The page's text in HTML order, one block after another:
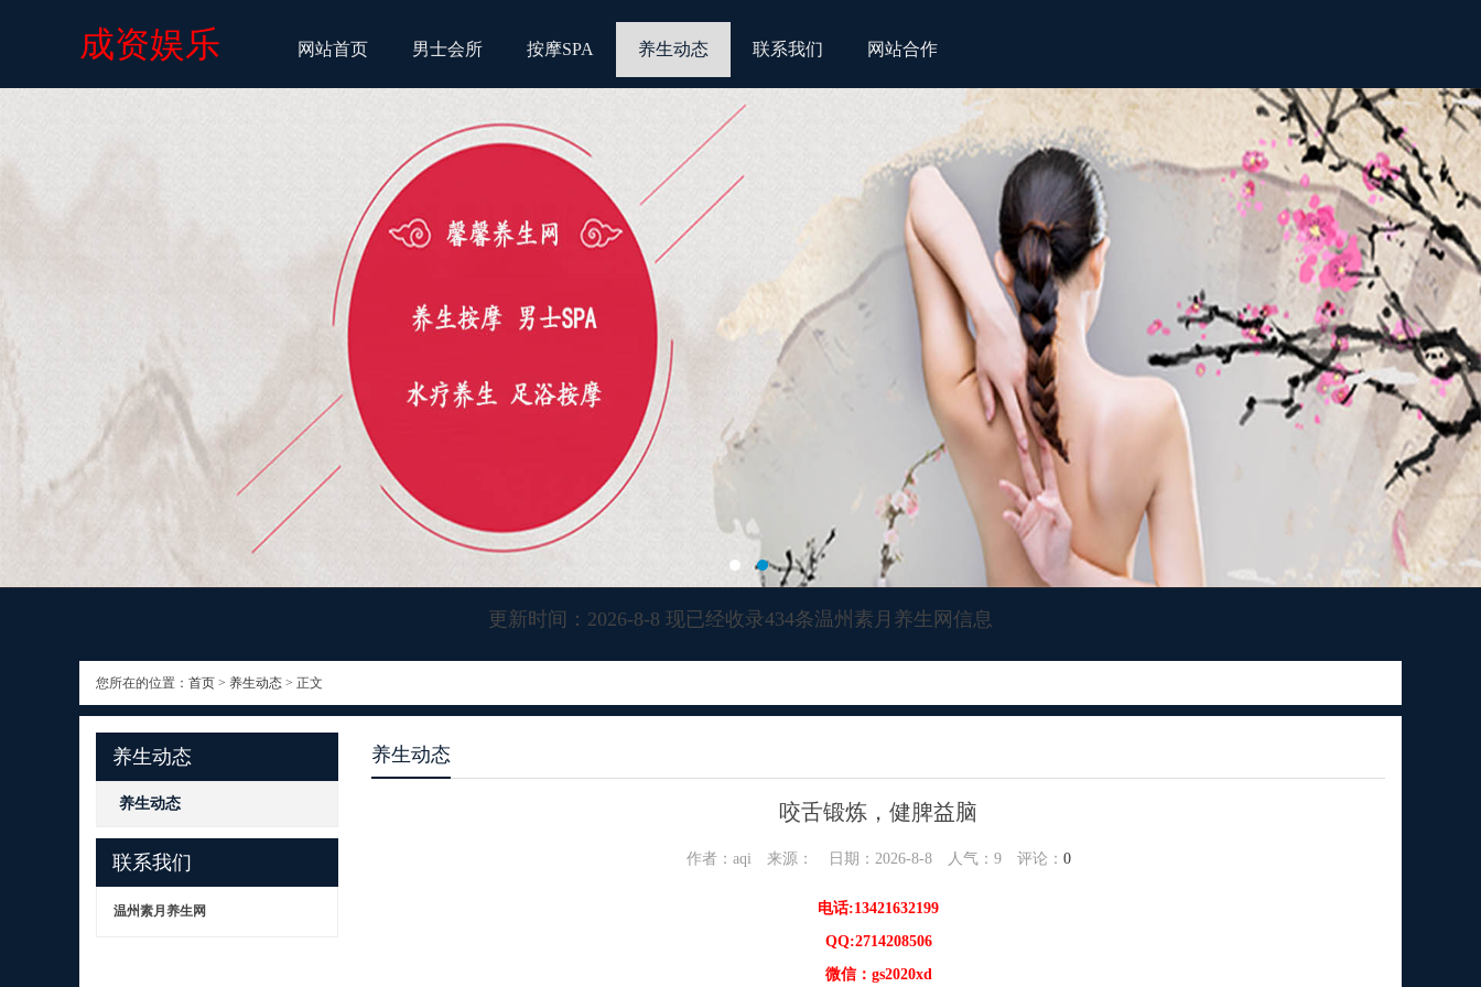
成资娱乐 网站首页 男士会所 按摩SPA 养生动态 联系我们 网站合作
更新时间：2026-8-8 现已经收录434条温州素月养生网信息
您所在的位置： 首页 > 养生动态 > 正文
养生动态
养生动态
联系我们
温州素月养生网
养生动态
咬舌锻炼，健脾益脑
作者：aqi 来源： 日期：2026-8-8 人气： 9评论： 0
电话:13421632199
QQ:2714208506
微信：gs2020xd